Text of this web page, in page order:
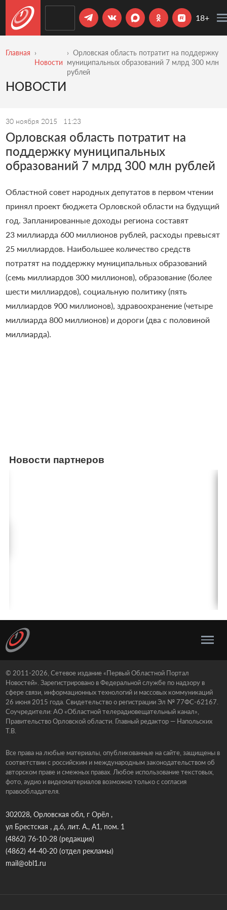
18+
Главная
Новости
Орловская область потратит на поддержку
муниципальных образований 7 млрд 300 млн
рублей
НОВОСТИ
30 ноября 2015 11:23
Орловская область потратит на
поддержку муниципальных
образований 7 млрд 300 млн рублей
Областной совет народных депутатов в первом чтении
принял проект бюджета Орловской области на будущий
год. Запланированные доходы региона составят
23 миллиарда 600 миллионов рублей, расходы превысят
25 миллиардов. Наибольшее количество средств
потратят на поддержку муниципальных образований
(семь миллиардов 300 миллионов), образование (более
шести миллиардов), социальную политику (пять
миллиардов 900 миллионов), здравоохранение (четыре
миллиарда 800 миллионов) и дороги (два с половиной
миллиарда).
Новости партнеров
© 2011-2026, Сетевое издание «Первый Областной Портал
Новостей». Зарегистрировано в Федеральной службе по надзору в
сфере связи, информационных технологий и массовых коммуникаций
26 июня 2015 года. Свидетельство о регистрации Эл № 77ФС-62167.
Соучредители: АО «Областной телерадиовещательный канал»,
Правительство Орловской области. Главный редактор — Напольских
Т.В.
Все права на любые материалы, опубликованные на сайте, защищены в
соответствии с российским и международным законодательством об
авторском праве и смежных правах. Любое использование текстовых,
фото, аудио и видеоматериалов возможно только с согласия
правообладателя.
302028, Орловская обл, г Орёл ,
ул Брестская , д.6, лит. А., А1, пом. 1
(4862) 76-10-28(редакция)
(4862) 44-40-20(отдел рекламы)
mail@obl1.ru